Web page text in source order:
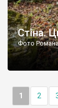
Стіна.
Фото
1 2